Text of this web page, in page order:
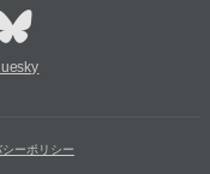
シーポリシー